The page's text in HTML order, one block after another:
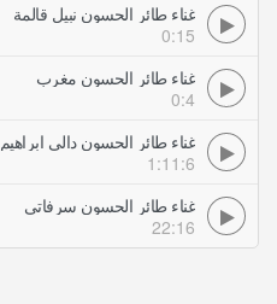
غناء طائر الحسون نبيل قالمة
0:15
غناء طائر الحسون مغرب
0:4
غناء طائر الحسون دالي ابراهيم
1:11:6
غناء طائر الحسون سرفاتي
22:16